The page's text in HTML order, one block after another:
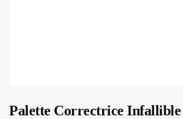
Palette Correctrice